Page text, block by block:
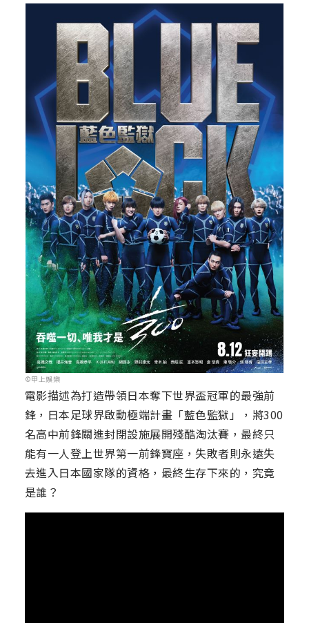
©甲上娛樂
電影描述為打造帶領日本奪下世界盃冠軍的最強前
鋒，日本足球界啟動極端計畫「藍色監獄」，將300
名高中前鋒關進封閉設施展開殘酷淘汰賽，最終只
能有一人登上世界第一前鋒寶座，失敗者則永遠失
去進入日本國家隊的資格，最終生存下來的，究竟
是誰？